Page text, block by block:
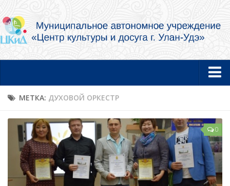
Главная
Об учреждении
Документы
Услуги в электронной форме
МЕТКА: ДУХОВОЙ ОРКЕСТР
0